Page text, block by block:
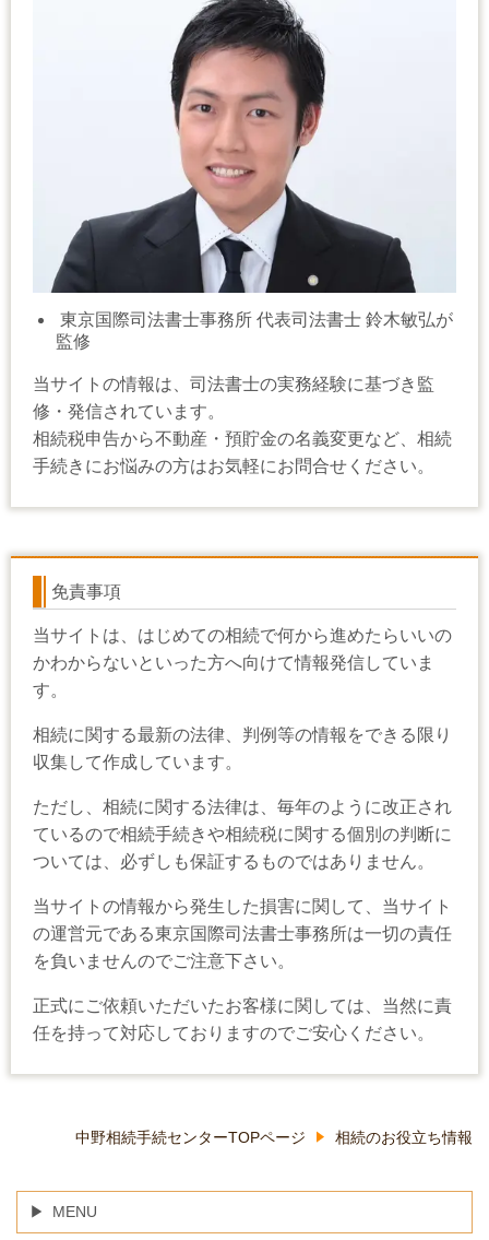
東京国際司法書士事務所 代表司法書士 鈴木敏弘が
監修
当サイトの情報は、司法書士の実務経験に基づき監
修・発信されています。
相続税申告から不動産・預貯金の名義変更など、相続
手続きにお悩みの方はお気軽にお問合せください。
免責事項
当サイトは、はじめての相続で何から進めたらいいの
かわからないといった方へ向けて情報発信していま
す。
相続に関する最新の法律、判例等の情報をできる限り
収集して作成しています。
ただし、相続に関する法律は、毎年のように改正され
ているので相続手続きや相続税に関する個別の判断に
ついては、必ずしも保証するものではありません。
当サイトの情報から発生した損害に関して、当サイト
の運営元である東京国際司法書士事務所は一切の責任
を負いませんのでご注意下さい。
正式にご依頼いただいたお客様に関しては、当然に責
任を持って対応しておりますのでご安心ください。
中野相続手続センターTOPページ 相続のお役立ち情報
MENU